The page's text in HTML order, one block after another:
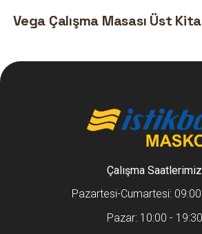
Vega Çalışma Masası Üst
Çalışma Saatlerimiz
Pazartesi-Cumartesi:
Pazar: 10:00 - 19:30